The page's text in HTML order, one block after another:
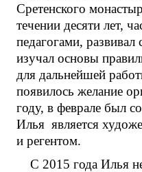
Сретенского
течении десяти лет,
педагогами,
изучал основы
для дальнейшей
появилось желание
году, в феврале был
Илья является
и регентом.
С 2015 года Илья